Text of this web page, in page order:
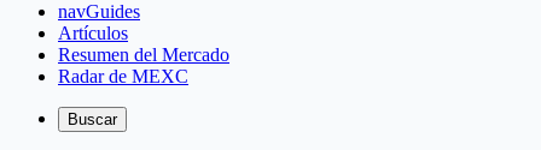
navGuides
Artículos
Resumen del Mercado
Radar de MEXC
Buscar